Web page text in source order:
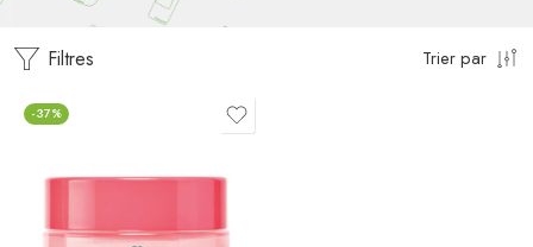
Filtres Trier par
-37%